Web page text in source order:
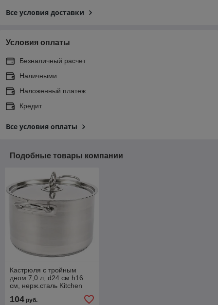
Все условия доставки
Условия оплаты
Безналичный расчет
Наличными
Наложенный платеж
Кредит
Все условия оплаты
Подобные товары компании
Кастрюля с тройным
дном 7,0 л, d24 см h16
см, нерж.сталь Kitchen
104 руб.